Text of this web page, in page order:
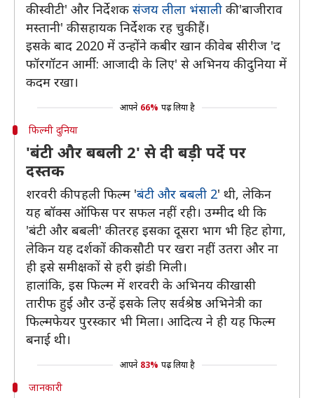
की स्वीटी' और निर्देशक संजय लीला भंसाली की 'बाजीराव
मस्तानी' की सहायक निर्देशक रह चुकी हैं।
इसके बाद 2020 में उन्होंने कबीर खान की वेब सीरीज 'द
फॉरगॉटन आर्मी: आजादी के लिए' से अभिनय की दुनिया में
कदम रखा।
आपने 66% पढ़ लिया है
फिल्मी दुनिया
'बंटी और बबली 2' से दी बड़ी पर्दे पर
दस्तक
शरवरी की पहली फिल्म 'बंटी और बबली 2' थी, लेकिन
यह बॉक्स ऑफिस पर सफल नहीं रही। उम्मीद थी कि
'बंटी और बबली' की तरह इसका दूसरा भाग भी हिट होगा,
लेकिन यह दर्शकों की कसौटी पर खरा नहीं उतरा और ना
ही इसे समीक्षकों से हरी झंडी मिली।
हालांकि, इस फिल्म में शरवरी के अभिनय की खासी
तारीफ हुई और उन्हें इसके लिए सर्वश्रेष्ठ अभिनेत्री का
फिल्मफेयर पुरस्कार भी मिला। आदित्य ने ही यह फिल्म
बनाई थी।
आपने 83% पढ़ लिया है
जानकारी